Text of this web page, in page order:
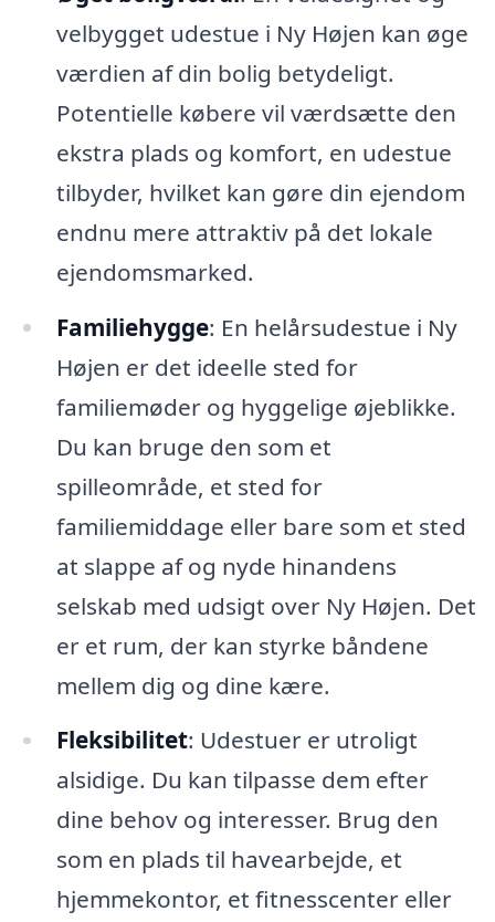
velbygget udestue i Ny Højen kan øge
værdien af din bolig betydeligt.
Potentielle købere vil værdsætte den
ekstra plads og komfort, en udestue
tilbyder, hvilket kan gøre din ejendom
endnu mere attraktiv på det lokale
ejendomsmarked.
Familiehygge: En helårsudestue i Ny
Højen er det ideelle sted for
familiemøder og hyggelige øjeblikke.
Du kan bruge den som et
spilleområde, et sted for
familiemiddage eller bare som et sted
at slappe af og nyde hinandens
selskab med udsigt over Ny Højen. Det
er et rum, der kan styrke båndene
mellem dig og dine kære.
Fleksibilitet: Udestuer er utroligt
alsidige. Du kan tilpasse dem efter
dine behov og interesser. Brug den
som en plads til havearbejde, et
hjemmekontor, et fitnesscenter eller